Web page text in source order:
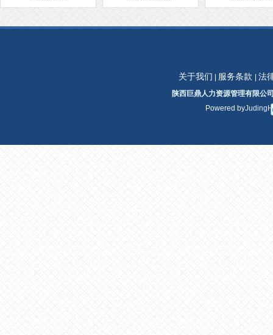
关于我们 服务条款 法
陕西巨鼎人力资源管理有限公
Powered by